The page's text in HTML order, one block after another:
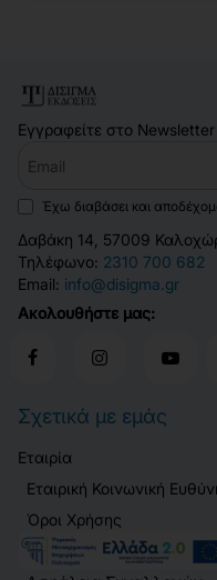
Εγγραφείτε στο Newsletter
Έχω διαβάσει και
Δαβάκη 14, 57009
Τηλέφωνο: 2310 700 682
Email: info@disigma.gr
Ακολουθήστε μας:
Σχετικά με εμάς
Εταιρία
Εταιρική Κοινωνική
Όροι Χρήσης
Δήλωση Απορρήτου